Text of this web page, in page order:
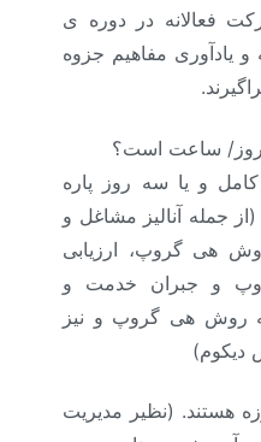
فعالانه در دوره ی
یادآوری مفاهیم جزوه
و یا سه روز پاره
جمله آنالیز مشاغل و
هی گروپ، ارزیابی
و جبران خدمت و
به روش هی گروپ و نیز
دیکوم)
هستند. (نظیر مدیریت